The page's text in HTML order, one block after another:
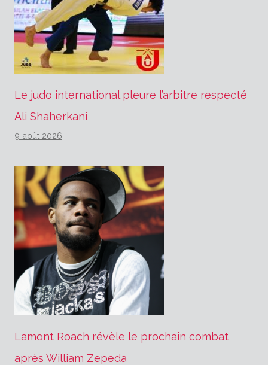
Le judo international pleure l’arbitre respecté
Ali Shaherkani
9 août 2026
Lamont Roach révèle le prochain combat
après William Zepeda